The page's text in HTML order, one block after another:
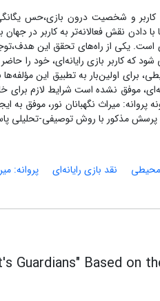
کاربر و شخصیت درون بازی،حس
نقش فعالانه‌تر به کاربر در جهان
است. یکی از راه‌های تحقق این
که کاربر بازی رایانه‌ای، خود را
به تطبیق این مؤلفه‌ها بر یک
موفق نشده است شرایط لازم
میراث نگهبانان نور، موفق به
پرسش مذکور با روش توصیفی-تحلیلی
نقد بازی رایانه‌ای
پروانه:
Based on